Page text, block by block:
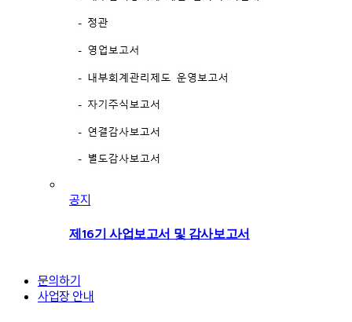
공지
제16기 사업보고서 및 감사보고서
문의하기
사업장 안내